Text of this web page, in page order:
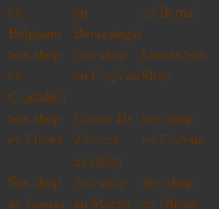
en
Belgrano
en
Berazategui
en Bernal
Sex shop
en
Ciudadela
Sex shop
en Coghlan
Lomas Sex
Shop
Sex shop
en Flores
Lomas De
Zamora
Sexshop
Sex shop
en Floresta
Sex shop
en Lomas
Sex shop
en Moron
Sex shop
en Olivos